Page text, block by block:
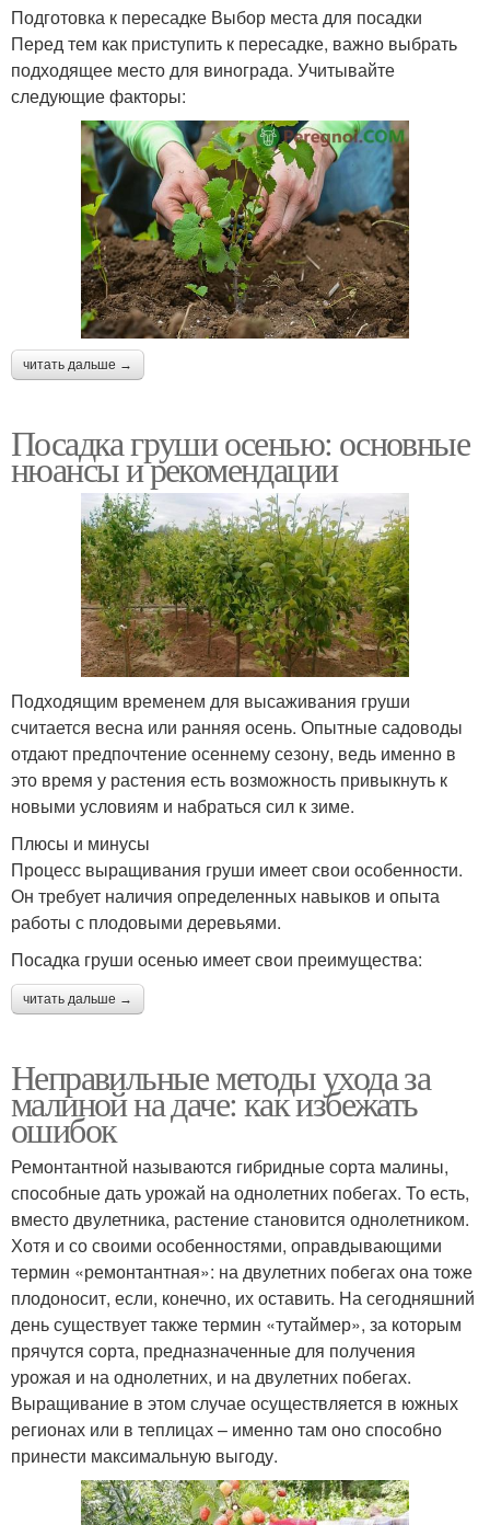
Подготовка к пересадке Выбор места для посадки
Перед тем как приступить к пересадке, важно выбрать
подходящее место для винограда. Учитывайте
следующие факторы:
читать дальше →
Посадка груши осенью: основные
нюансы и рекомендации
Подходящим временем для высаживания груши
считается весна или ранняя осень. Опытные садоводы
отдают предпочтение осеннему сезону, ведь именно в
это время у растения есть возможность привыкнуть к
новыми условиям и набраться сил к зиме.
Плюсы и минусы
Процесс выращивания груши имеет свои особенности.
Он требует наличия определенных навыков и опыта
работы с плодовыми деревьями.
Посадка груши осенью имеет свои преимущества:
читать дальше →
Неправильные методы ухода за
малиной на даче: как избежать
ошибок
Ремонтантной называются гибридные сорта малины,
способные дать урожай на однолетних побегах. То есть,
вместо двулетника, растение становится однолетником.
Хотя и со своими особенностями, оправдывающими
термин «ремонтантная»: на двулетних побегах она тоже
плодоносит, если, конечно, их оставить. На сегодняшний
день существует также термин «тутаймер», за которым
прячутся сорта, предназначенные для получения
урожая и на однолетних, и на двулетних побегах.
Выращивание в этом случае осуществляется в южных
регионах или в теплицах – именно там оно способно
принести максимальную выгоду.